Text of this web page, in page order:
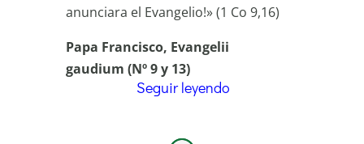
anunciara el Evangelio!» (1 Co 9,16)
Papa Francisco, Evangelii
gaudium (Nº 9 y 13)
Seguir leyendo